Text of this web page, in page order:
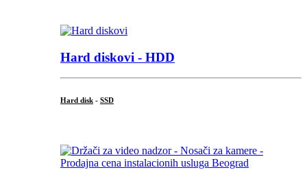
Hard diskovi - HDD
Hard disk - SSD